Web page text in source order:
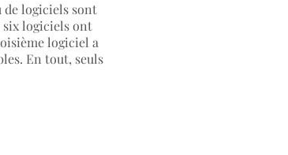
de logiciels sont
six logiciels ont
logiciel a
En tout, seuls